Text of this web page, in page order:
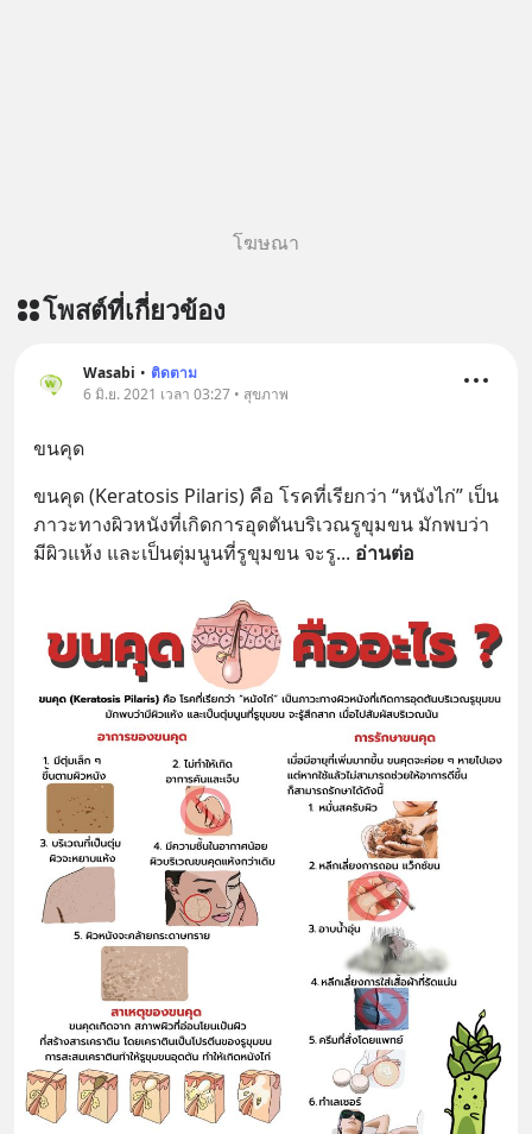
โฆษณา
โพสต์ที่เกี่ยวข้อง
Wasabi • ติดตาม
6 มิ.ย. 2021 เวลา 03:27 • สุขภาพ
ขนคุด
ขนคุด (Keratosis Pilaris) คือ โรคที่เรียกว่า “หนังไก่” เป็น
ภาวะทางผิวหนังที่เกิดการอุดตันบริเวณรูขุมขน มักพบว่า
มีผิวแห้ง และเป็นตุ่มนูนที่รูขุมขน จะรู... อ่านต่อ